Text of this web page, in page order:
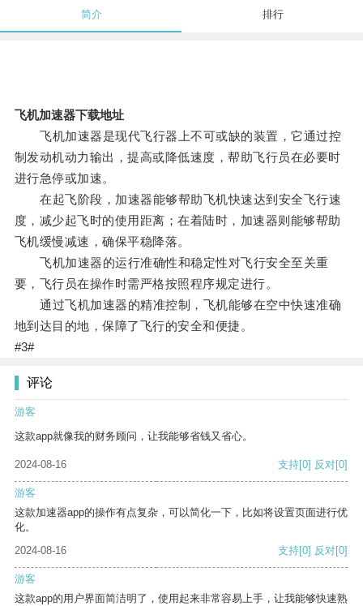
简介 排行
飞机加速器下载地址
飞机加速器是现代飞行器上不可或缺的装置，它通过控
制发动机动力输出，提高或降低速度，帮助飞行员在必要时
进行急停或加速。
在起飞阶段，加速器能够帮助飞机快速达到安全飞行速
度，减少起飞时的使用距离；在着陆时，加速器则能够帮助
飞机缓慢减速，确保平稳降落。
飞机加速器的运行准确性和稳定性对飞行安全至关重
要，飞行员在操作时需严格按照程序规定进行。
通过飞机加速器的精准控制，飞机能够在空中快速准确
地到达目的地，保障了飞行的安全和便捷。
#3#
评论
游客
这款app就像我的财务顾问，让我能够省钱又省心。
2024-08-16 支持[0] 反对[0]
游客
这款加速器app的操作有点复杂，可以简化一下，比如将设置页面进行优
化。
2024-08-16
支持[0] 反对[0]
游客
这款app的用户界面简洁明了，使用起来非常容易上手，让我能够快速熟